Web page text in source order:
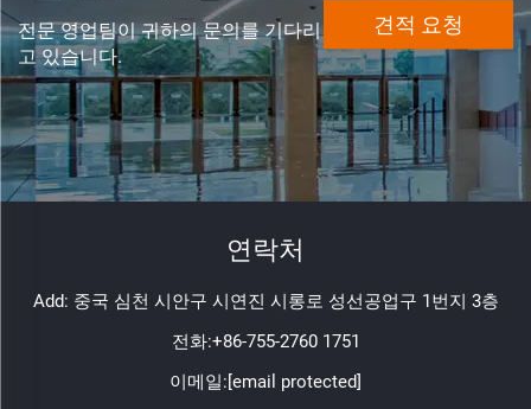
전문 영업팀이 귀하의 문의를 기다리
고 있습니다.
견적 요청
연락처
Add: 중국 심천 시안구 시연진 시롱로 성선공업구 1번지 3층
전화:+86-755-2760 1751
이메일:[email protected]